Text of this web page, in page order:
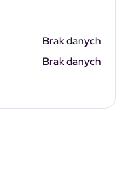
Brak danych
Brak danych